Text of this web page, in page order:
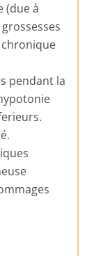
(due à
pendant la